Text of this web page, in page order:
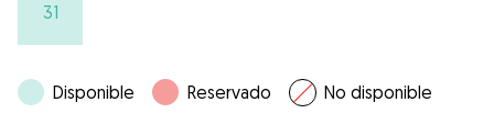
31
Disponible Reservado No disponible